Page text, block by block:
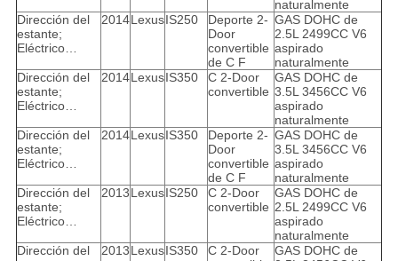
naturalmente
Dirección del
estante;
Eléctrico…
2014LexusIS250
Deporte 2-
Door
convertible
de C F
GAS DOHC de
2.5L 2499CC V6
aspirado
naturalmente
Dirección del
estante;
Eléctrico…
2014LexusIS350
C 2-Door
convertible
GAS DOHC de
3.5L 3456CC V6
aspirado
naturalmente
Dirección del
estante;
Eléctrico…
2014LexusIS350
Deporte 2-
Door
convertible
de C F
GAS DOHC de
3.5L 3456CC V6
aspirado
naturalmente
Dirección del
estante;
Eléctrico…
2013LexusIS250
C 2-Door
convertible
GAS DOHC de
2.5L 2499CC V6
aspirado
naturalmente
Dirección del
2013LexusIS350
C 2-Door
GAS DOHC de